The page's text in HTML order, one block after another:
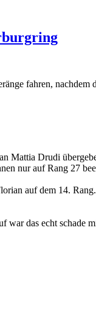
fahren, nachdem
Mattia Drudi
nur auf Rang 27
auf dem 14.
das echt schade